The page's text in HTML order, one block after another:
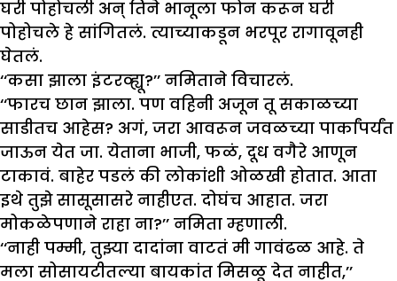
घरी पोहोचली अन् तिने भानूला फोन करून घरी
पोहोचले हे सांगितलं. त्याच्याकडून भरपूर रागावूनही
घेतलं.
‘‘कसा झाला इंटरव्ह्यू?’’ नमिताने विचारलं.
‘‘फारच छान झाला. पण वहिनी अजून तू सकाळच्या
साडीतच आहेस? अगं, जरा आवरून जवळच्या पार्कांपर्यंत
जाऊन येत जा. येताना भाजी, फळं, दूध वगैरे आणून
टाकावं. बाहेर पडलं की लोकांशी ओळखी होतात. आता
इथे तुझे सासूसासरे नाहीएत. दोघंच आहात. जरा
मोकळेपणाने राहा ना?’’ नमिता म्हणाली.
‘‘नाही पम्मी, तुझ्या दादांना वाटतं मी गावंढळ आहे. ते
मला सोसायटीतल्या बायकांत मिसळू देत नाहीत,’’